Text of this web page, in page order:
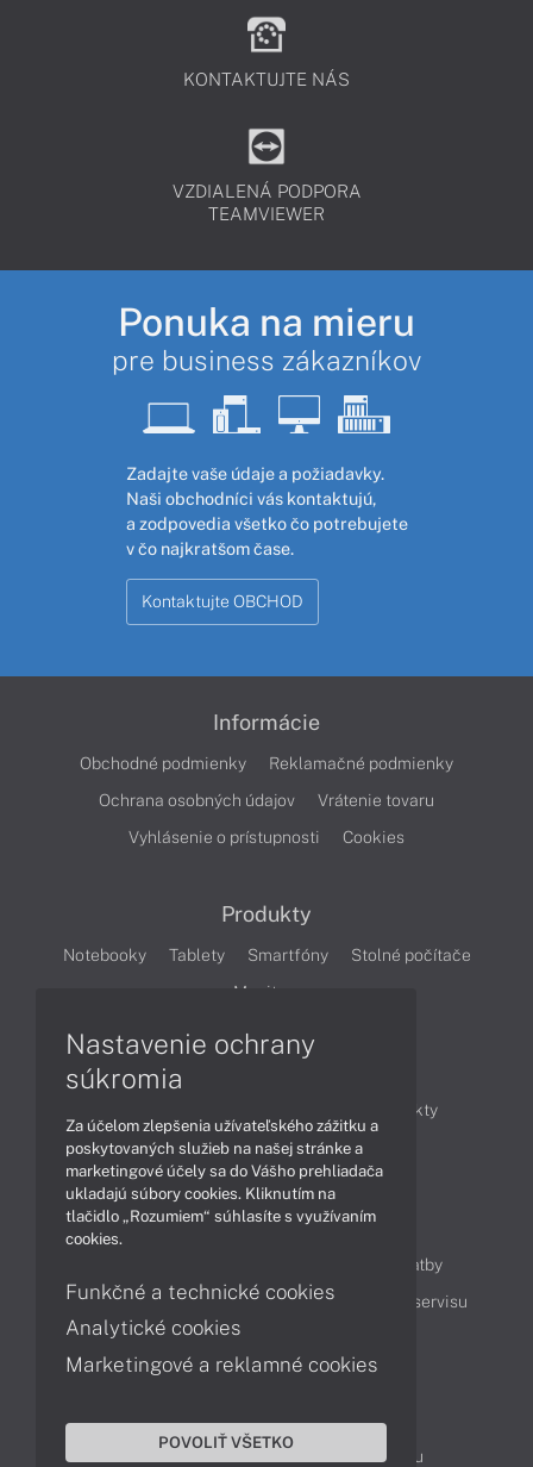
KONTAKTUJTE NÁS
VZDIALENÁ PODPORA
TEAMVIEWER
Ponuka na mieru
pre business zákazníkov
Zadajte vaše údaje a požiadavky.
Naši obchodníci vás kontaktujú,
a zodpovedia všetko čo potrebujete
v čo najkratšom čase.
Kontaktujte OBCHOD
Informácie
Obchodné podmienky
Reklamačné podmienky
Ochrana osobných údajov
Vrátenie tovaru
Vyhlásenie o prístupnosti
Cookies
Produkty
Notebooky Tablety Smartfóny
Stolné počítače
Monitory
Produkty
Technológie
Videá
Obsah
Možnosti doručenia a platby
Podpora a servis
Servisné služby Cenník servisu
Kontakty
043 4224 771
Obchodné oddelenie
Reklamácia tovaru
Nastavenie ochrany
súkromia
Za účelom zlepšenia užívateľského zážitku a
poskytovaných služieb na našej stránke a
marketingové účely sa do Vášho prehliadača
ukladajú súbory cookies. Kliknutím na
tlačidlo „Rozumiem“ súhlasíte s využívaním
cookies.
Funkčné a technické cookies
Analytické cookies
Marketingové a reklamné cookies
POVOLIŤ VŠETKO